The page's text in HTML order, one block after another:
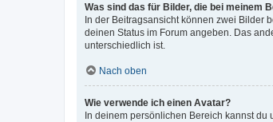
Was sind das für Bilder, die bei meinem
In der Beitragsansicht können zwei Bilder
deinen Status im Forum angeben. Das
unterschiedlich ist.
Nach oben
Wie verwende ich einen Avatar?
In deinem persönlichen Bereich kannst